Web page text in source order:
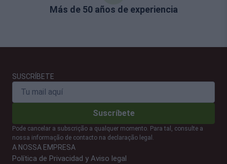
Más de 50 años de experiencia
SUSCRÍBETE
Suscríbete
Pode cancelar a subscrição a qualquer momento. Para tal, consulte a
nossa informação de contacto na declaração legal.
A NOSSA EMPRESA
Política de Privacidad y Aviso legal